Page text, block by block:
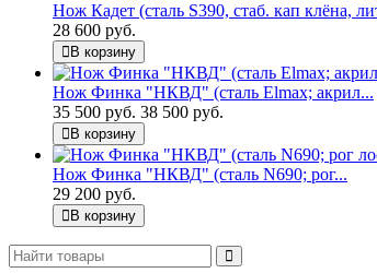
Нож Кадет (сталь S390, стаб. кап клёна,
28 600 руб.
В корзину
Нож Финка "НКВД" (сталь Elmax; акрил...
35 500 руб. 38 500 руб.
В корзину
Нож Финка "НКВД" (сталь N690; рог...
29 200 руб.
В корзину